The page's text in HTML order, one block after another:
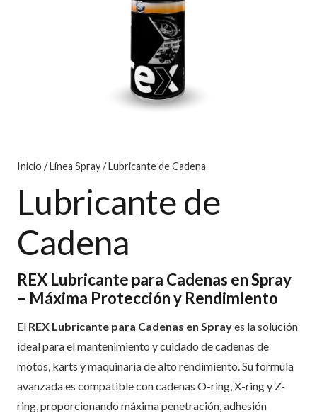
Inicio /Línea Spray/ Lubricante de Cadena
Lubricante de
Cadena
REX Lubricante para Cadenas en Spray
– Máxima Protección y Rendimiento
El REX Lubricante para Cadenas en Sprayes la solución
ideal para el mantenimiento y cuidado de cadenas de
motos, karts y maquinaria de alto rendimiento. Su fórmula
avanzada es compatible con cadenas O-ring, X-ring y Z-
ring, proporcionando máxima penetración, adhesión